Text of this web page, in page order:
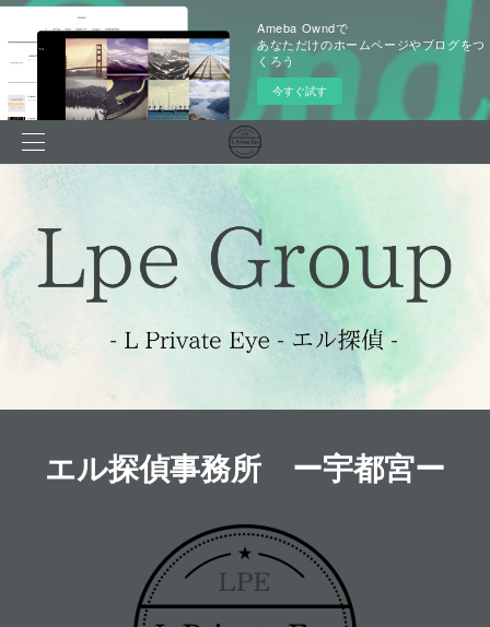
Ameba Owndで
あなただけのホームページやブログをつ
くろう
今すぐ試す
エル探偵事務所 ー宇都宮ー